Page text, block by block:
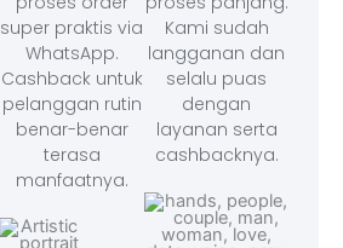
super praktis via
WhatsApp.
Cashback untuk
pelanggan rutin
benar-benar
terasa
manfaatnya.
Kami sudah
langganan dan
selalu puas
dengan
layanan serta
cashbacknya.